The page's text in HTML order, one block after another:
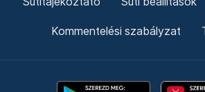
Kommentelési szabályzat